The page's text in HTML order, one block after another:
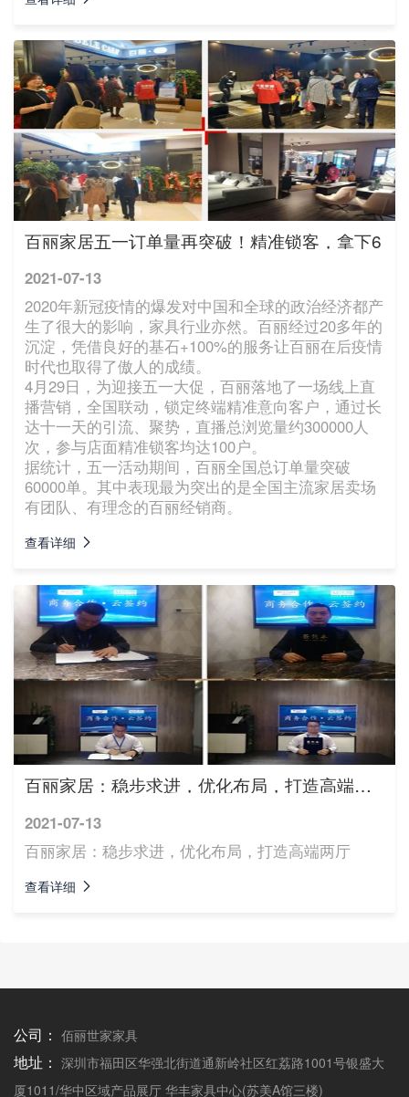
百丽家居五一订单量再突破！精准锁客，拿下6
2021-07-13
2020年新冠疫情的爆发对中国和全球的政治经济都产
生了很大的影响，家具行业亦然。百丽经过20多年的
沉淀，凭借良好的基石+100%的服务让百丽在后疫情
时代也取得了傲人的成绩。
4月29日，为迎接五一大促，百丽落地了一场线上直
播营销，全国联动，锁定终端精准意向客户，通过长
达十一天的引流、聚势，直播总浏览量约300000人
次，参与店面精准锁客均达100户。
据统计，五一活动期间，百丽全国总订单量突破
60000单。其中表现最为突出的是全国主流家居卖场
有团队、有理念的百丽经销商。
查看详细
百丽家居：稳步求进，优化布局，打造高端两厅
2021-07-13
百丽家居：稳步求进，优化布局，打造高端两厅
查看详细
公司： 佰丽世家家具
地址： 深圳市福田区华强北街道通新岭社区红荔路1001号银盛大
厦1011/华中区域产品展厅 华丰家具中心(苏美A馆三楼)